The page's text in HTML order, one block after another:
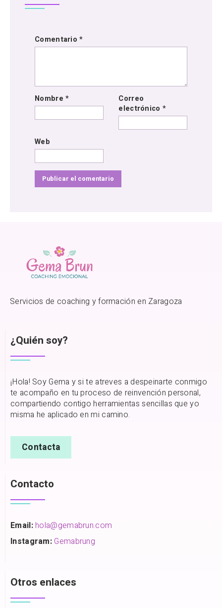
Comentario*
Nombre*
Correo
electrónico *
Web
Servicios de coaching y formación en Zaragoza
¿Quién soy?
¡Hola! Soy Gema y si te atreves a despeinarte conmigo
te acompaño en tu proceso de reinvención personal,
compartiendo contigo herramientas sencillas que yo
misma he aplicado en mi camino.
Contacta
Contacto
Email:hola@gemabrun.com
Instagram:Gemabrung
Otros enlaces